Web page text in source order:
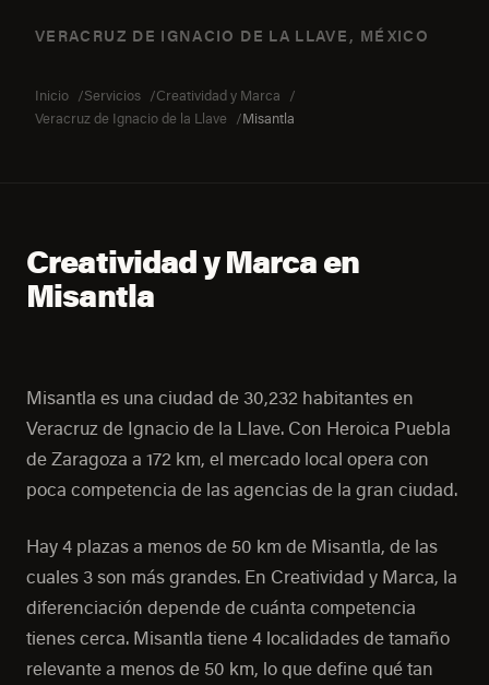
VERACRUZ DE IGNACIO DE LA LLAVE, MÉXICO
Inicio Servicios
Creatividad y Marca
Veracruz de Ignacio de la Llave
Misantla
Creatividad y Marca en
Misantla
Misantla es una ciudad de 30,232 habitantes en
Veracruz de Ignacio de la Llave. Con Heroica Puebla
de Zaragoza a 172 km, el mercado local opera con
poca competencia de las agencias de la gran ciudad.
Hay 4 plazas a menos de 50 km de Misantla, de las
cuales 3 son más grandes. En Creatividad y Marca, la
diferenciación depende de cuánta competencia
tienes cerca. Misantla tiene 4 localidades de tamaño
relevante a menos de 50 km, lo que define qué tan